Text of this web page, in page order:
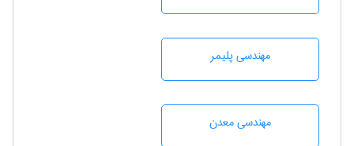
مهندسی پليمر
مهندسی معدن